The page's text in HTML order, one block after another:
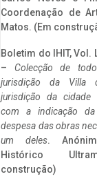
Coordenação de
Matos. (Em
Boletim do IHIT, Vol.
– Colecção de
jurisdição da
jurisdição da cidade
com a indicação
despesa das obras
um deles.
Histórico
construção)